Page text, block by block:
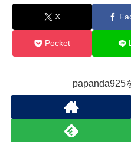
X
Pocket
papanda925